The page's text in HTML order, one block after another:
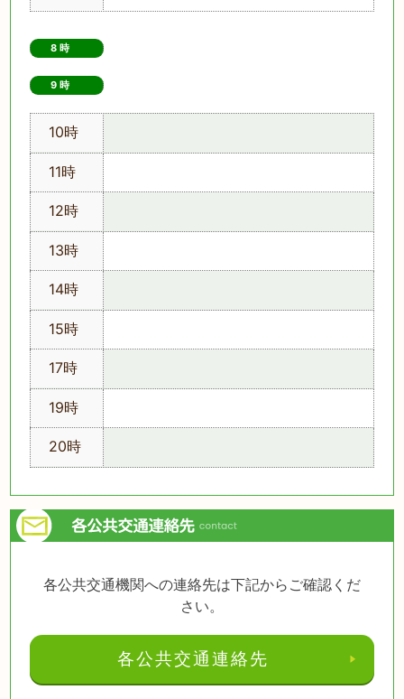
8時
9時
10時
11時
12時
13時
14時
15時
17時
19時
20時
各公共交通機関への連絡先は下記からご確認くだ
さい。
各公共交通連絡先